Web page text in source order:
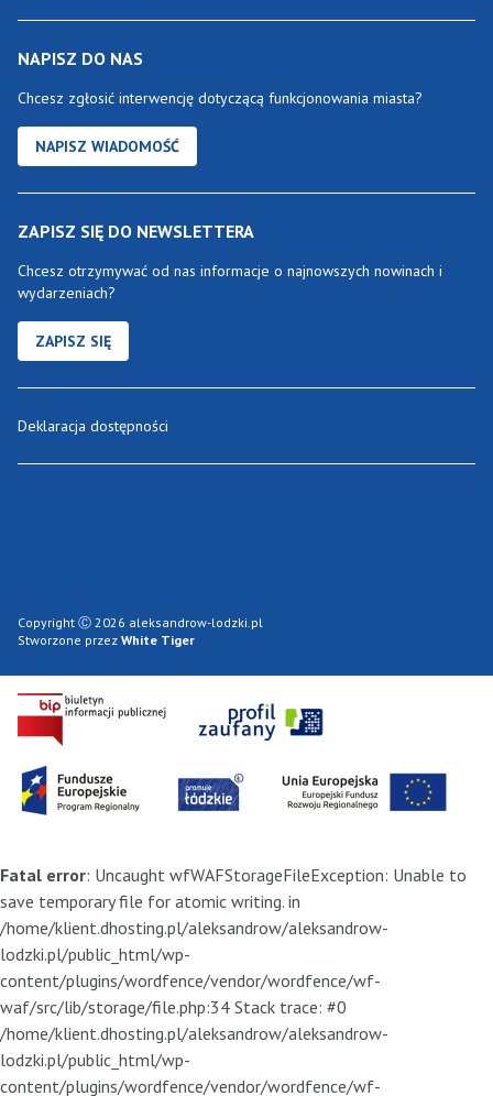
NAPISZ DO NAS
Chcesz zgłosić interwencję dotyczącą funkcjonowania miasta?
NAPISZ WIADOMOŚĆ
ZAPISZ SIĘ DO NEWSLETTERA
Chcesz otrzymywać od nas informacje o najnowszych nowinach i
wydarzeniach?
ZAPISZ SIĘ
Deklaracja dostępności
Copyright Ⓒ 2026 aleksandrow-lodzki.pl
Stworzone przez White Tiger
Fatal error: Uncaught wfWAFStorageFileException: Unable to
save temporary file for atomic writing. in
/home/klient.dhosting.pl/aleksandrow/aleksandrow-
lodzki.pl/public_html/wp-
content/plugins/wordfence/vendor/wordfence/wf-
waf/src/lib/storage/file.php:34 Stack trace: #0
/home/klient.dhosting.pl/aleksandrow/aleksandrow-
lodzki.pl/public_html/wp-
content/plugins/wordfence/vendor/wordfence/wf-